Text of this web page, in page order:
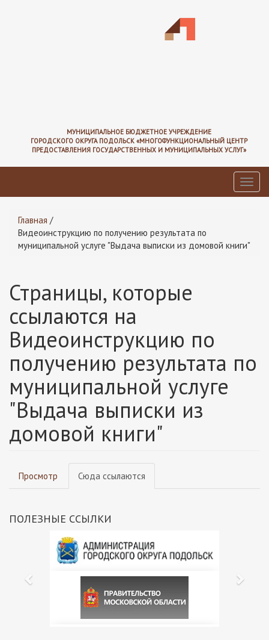
МУНИЦИПАЛЬНОЕ БЮДЖЕТНОЕ УЧРЕЖДЕНИЕ
ГОРОДСКОГО ОКРУГА ПОДОЛЬСК «МНОГОФУНКЦИОНАЛЬНЫЙ ЦЕНТР
ПРЕДОСТАВЛЕНИЯ ГОСУДАРСТВЕННЫХ И МУНИЦИПАЛЬНЫХ УСЛУГ»
Вы
здесь
Главная /
Видеоинструкцию по получению результата по
муниципальной услуге "Выдача выписки из домовой книги"
Страницы, которые
ссылаются на
Видеоинструкцию по
получению результата по
муниципальной услуге
"Выдача выписки из
домовой книги"
Главные
вкладки
Просмотр Сюда ссылаются
вкладка)
ПОЛЕЗНЫЕ ССЫЛКИ